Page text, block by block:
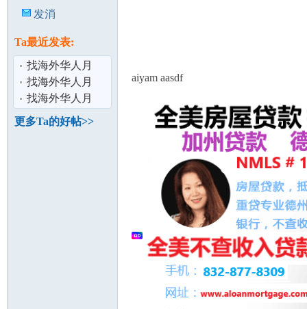
发消
Ta最近发表:
找海外华人月
嫂、育儿嫂、保
姆首选易寻国际
找海外华人月
嫂、育儿嫂、保
姆首选易寻国际
找海外华人月
嫂、育儿嫂、保
姆首选易寻国际
更多Ta的好帖>>
aiyam aasdf